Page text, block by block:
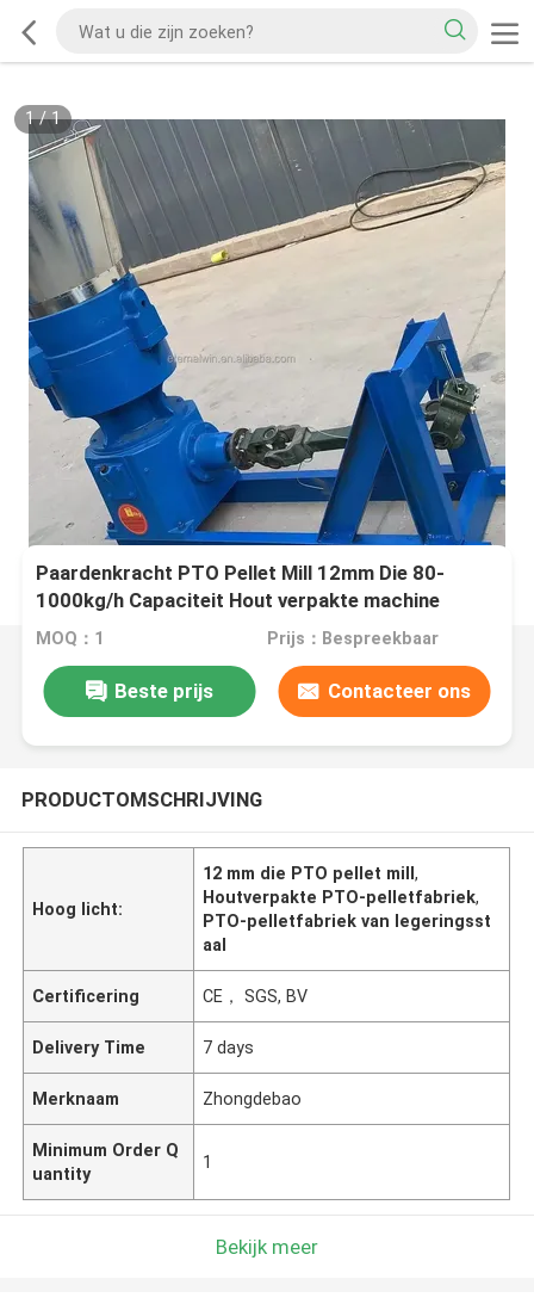
1/1
Paardenkracht PTO Pellet Mill 12mm Die 80-
1000kg/h Capaciteit Hout verpakte machine
MOQ：1 Prijs：Bespreekbaar
Beste prijs Contacteer ons
PRODUCTOMSCHRIJVING
Hoog licht:
12 mm die PTO pellet mill,
Houtverpakte PTO-pelletfabriek,
PTO-pelletfabriek van legeringsst
aal
Certificering CE， SGS, BV
Delivery Time 7 days
Merknaam Zhongdebao
Minimum Order Q
uantity
1
Bekijk meer